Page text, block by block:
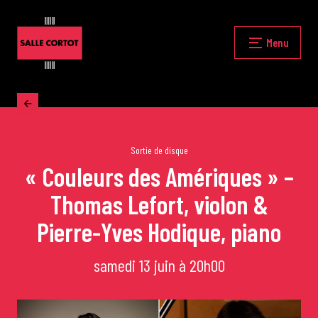
Fermer
Accueil
La programmation
Les grands concerts
Les Masterclasses
Les Rencontres Musicales
Menu
Sortie de disque
« Couleurs des Amériques » –
Thomas Lefort, violon &
Pierre-Yves Hodique, piano
samedi 13 juin à 20h00